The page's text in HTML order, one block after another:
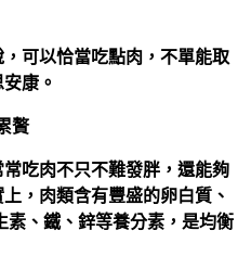
可以恰當吃點肉，不單能取
康。
贅
吃肉不只不難發胖，還能夠
，肉類含有豐盛的卵白質、
素、鐵、鋅等養分素，是均衡